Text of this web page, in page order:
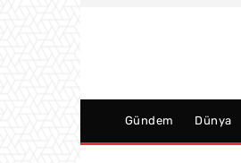
Gündem Dünya